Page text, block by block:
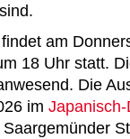
am
18 Uhr statt.
Die
im
Saargemünder